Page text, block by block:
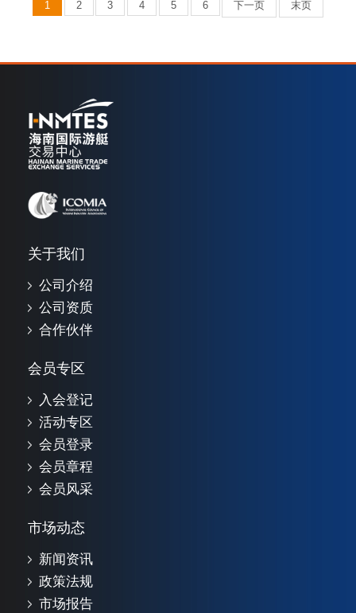
1 2 3 4 5 6 下一页 末页
关于我们
公司介绍
公司资质
合作伙伴
会员专区
入会登记
活动专区
会员登录
会员章程
会员风采
市场动态
新闻资讯
政策法规
市场报告